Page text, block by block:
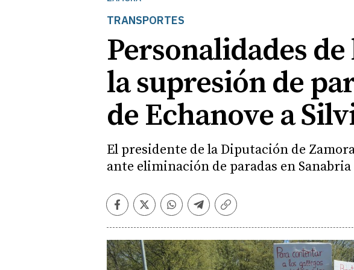
TRANSPORTES
Personalidades
la supresión de
de Echanove a
El presidente de la Diputación de
ante eliminación de paradas en Sanabria
Facebook
TwitterWhatsapp
Telegram
Copiar